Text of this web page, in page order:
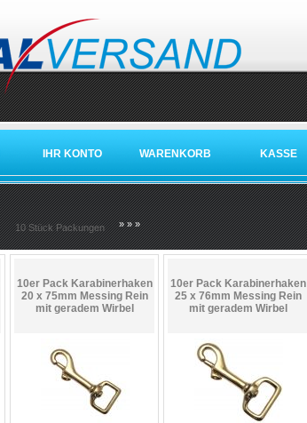
IHR KONTO WARENKORB KASSE
»»»
10 Stück Packungen
10er Pack Karabinerhaken
20 x 75mm Messing Rein
mit geradem Wirbel
10er Pack Karabinerhaken
25 x 76mm Messing Rein
mit geradem Wirbel